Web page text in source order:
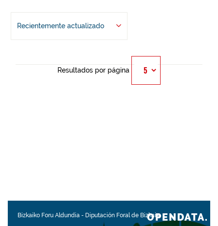
Recientemente actualizado
Resultados por página
Bizkaiko Foru Aldundia - Diputación Foral de BizkaiaOPENDATA.